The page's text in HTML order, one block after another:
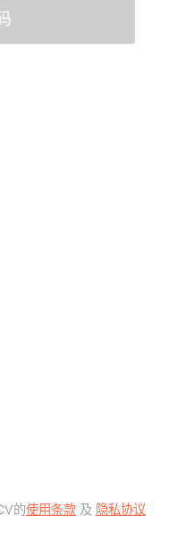
的使用条款及 隐私协议